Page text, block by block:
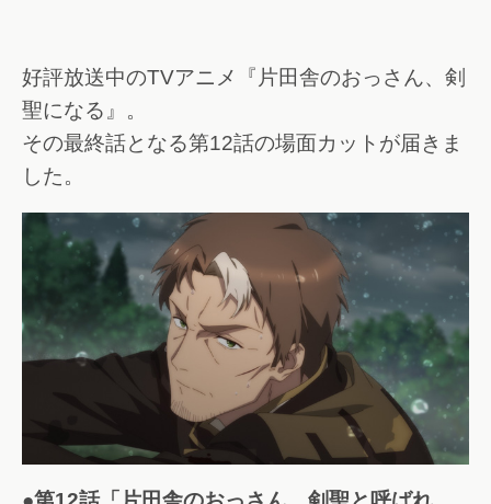
好評放送中のTVアニメ『片田舎のおっさん、剣
聖になる』。
その最終話となる第12話の場面カットが届きま
した。